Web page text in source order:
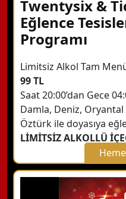
Twentysix &
Eğlence
Programı
Limitsiz Alkol Tam
99 TL
Saat 20:00’dan Gece
Damla, Deniz,
Öztürk ile doyasıya
LİMİTSİZ ALKOLLÜ
X